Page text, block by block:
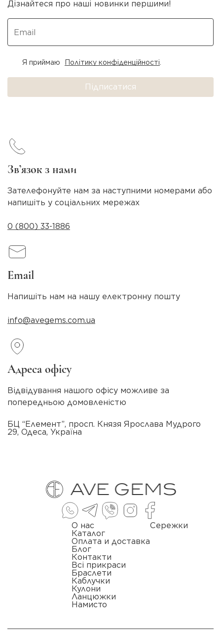
Дізнайтеся про наші новинки першими!
Підписатися
Я приймаю Політику конфіденційності.
Зв’язок з нами
Зателефонуйте нам за наступними номерами або
напишіть у соціальних мережах
0 (800) 33-1886
Email
Напишіть нам на нашу електронну пошту
info@avegems.com.ua
Адреса офісу
Відвідування нашого офісу можливе за
попередньою домовленістю
БЦ “Елемент”, просп. Князя Ярослава Мудрого
29, Одеса, Україна
О нас
Каталог
Оплата и доставка
Блог
Контакти
Всі прикраси
Браслети
Каблучки
Кулони
Ланцюжки
Намисто
Сережки